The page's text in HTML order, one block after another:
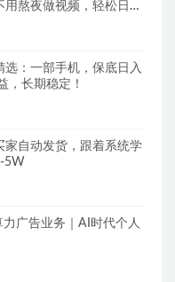
用熬夜做视频，轻松日入
选：一部手机，保底日入
，长期稳定！
家自动发货，跟着系统学
5W
力广告业务｜AI时代个人